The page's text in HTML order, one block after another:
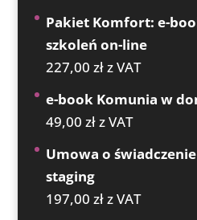
Pakiet Komfort: e-
szkoleń on-line
227,00 złz VAT
e-book Komunia w
49,00 złz VAT
Umowa o
staging
197,00 złz VAT